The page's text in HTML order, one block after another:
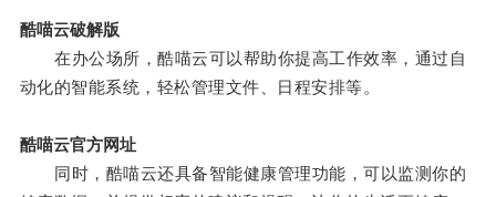
酷喵云破解版
在办公场所，酷喵云可以帮助你提高工作效率，通过自
动化的智能系统，轻松管理文件、日程安排等。
酷喵云官方网址
同时，酷喵云还具备智能健康管理功能，可以监测你的